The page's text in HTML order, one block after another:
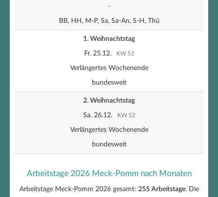
-
BB, HH, M-P, Sa, Sa-An, S-H, Thü
1. Weihnachtstag
Fr. 25.12. KW 52
Verlängertes Wochenende
bundesweit
2. Weihnachtstag
Sa. 26.12. KW 52
Verlängertes Wochenende
bundesweit
Arbeitstage 2026 Meck-Pomm nach Monaten
Arbeitstage Meck-Pomm 2026 gesamt: 255 Arbeitstage. Die